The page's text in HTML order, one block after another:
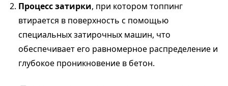
Процесс затирки, при котором топпинг
втирается в поверхность с помощью
специальных затирочных машин, что
обеспечивает его равномерное распределение и
глубокое проникновение в бетон.